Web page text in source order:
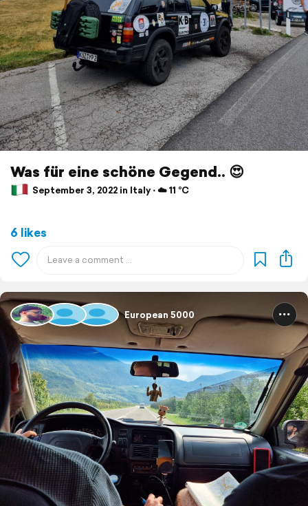
Was für eine schöne Gegend.. 😍
September 3, 2022 in Italy ⋅ ☁️ 11 °C
6 likes
European 5000